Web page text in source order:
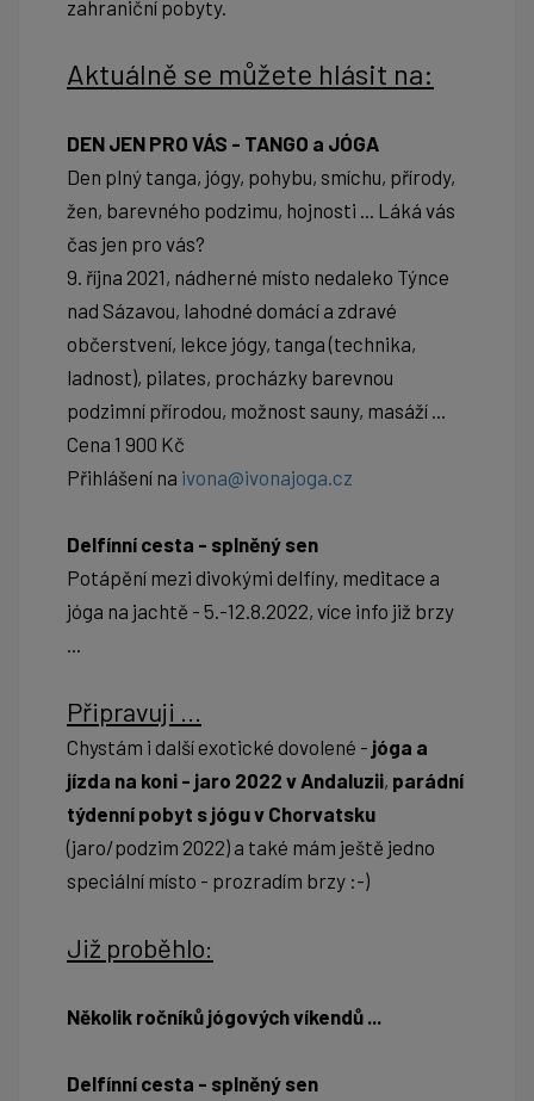
zahraniční pobyty.
Aktuálně se můžete hlásit na:
DEN JEN PRO VÁS - TANGO a JÓGA
Den plný tanga, jógy, pohybu, smíchu, přírody,
žen, barevného podzimu, hojnosti ... Láká vás
čas jen pro vás?
9. října 2021, nádherné místo nedaleko Týnce
nad Sázavou, lahodné domácí a zdravé
občerstvení, lekce jógy, tanga (technika,
ladnost), pilates, procházky barevnou
podzimní přírodou, možnost sauny, masáží ...
Cena 1 900 Kč
Přihlášení na ivona@ivonajoga.cz
Delfínní cesta - splněný sen
Potápění mezi divokými delfíny, meditace a
jóga na jachtě - 5.-12.8.2022, více info již brzy
Připravuji ...
Chystám i další exotické dovolené - jóga a
jízda na koni - jaro 2022 v Andaluzii, parádní
týdenní pobyt s jógu v Chorvatsku
(jaro/podzim 2022) a také mám ještě jedno
speciální místo - prozradím brzy :-)
Již proběhlo:
Několik ročníků jógových víkendů ...
Delfínní cesta - splněný sen